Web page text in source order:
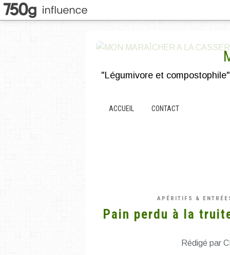
ACCUEIL CONTACT
APÉRITIFS &
Pain perdu à la
Rédigé par